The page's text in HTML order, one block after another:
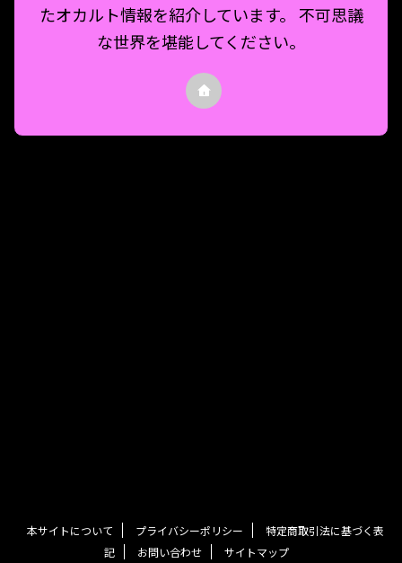
たオカルト情報を紹介しています。 不可思議
な世界を堪能してください。
本サイトについて プライバシーポリシー
特定商取引法に基づく表
記
お問い合わせ サイトマップ